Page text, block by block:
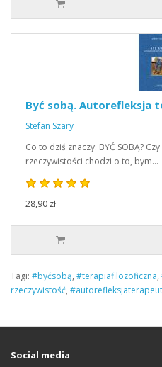
Być sobą. Autorefleksja
Stefan Szary
Co to dziś znaczy: BYĆ SOBĄ?
rzeczywistości chodzi o to, bym…
28,90 zł
Tagi: #byćsobą, #terapiafilozoficzna,
rzeczywistość,
Social media